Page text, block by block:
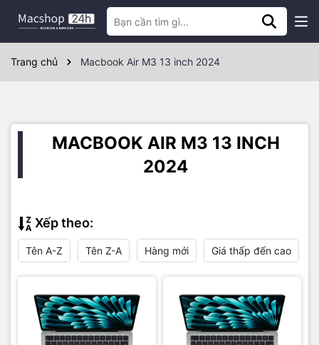
Trang chủ Macbook Air M3 13 inch 2024
MACBOOK AIR M3 13 INCH
2024
Xếp theo:
Tên A-Z Tên Z-A Hàng mới Giá thấp đến cao